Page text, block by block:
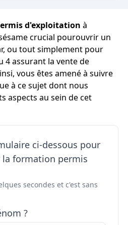
d'exploitation à
crucial pourouvrir un
ou tout simplement pour
4 assurant la vente de
vous êtes amené à suivre
à ce sujet dont nous
aspects au sein de cet
ci-dessous pour
la formation permis
secondes et c'est sans
?